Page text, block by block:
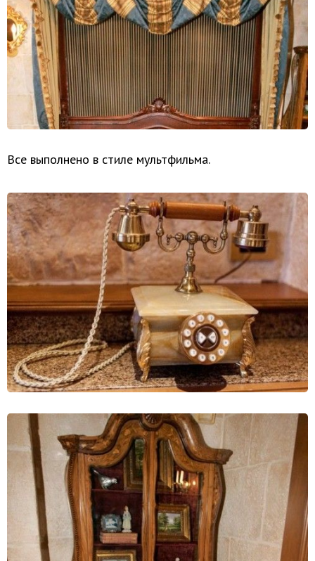
Все выполнено в стиле мультфильма.